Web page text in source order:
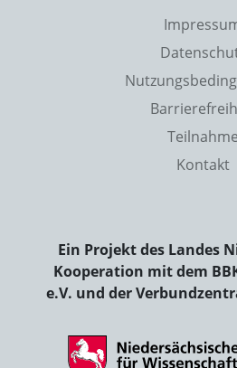
Teilnahme
Kontakt
Ein Projekt des Landes
Kooperation mit dem
e.V. und der